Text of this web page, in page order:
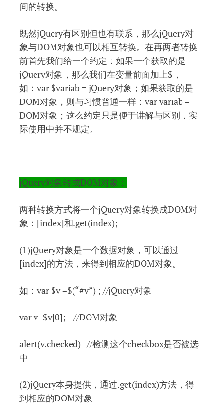
间的转换。
既然jQuery有区别但也有联系，那么jQuery对
象与DOM对象也可以相互转换。在再两者转换
前首先我们给一个约定：如果一个获取的是
jQuery对象，那么我们在变量前面加上$，
如：var $variab = jQuery对象；如果获取的是
DOM对象，则与习惯普通一样：var variab =
DOM对象；这么约定只是便于讲解与区别，实
际使用中并不规定。
jQuery对象转成DOM对象：
两种转换方式将一个jQuery对象转换成DOM对
象：[index]和.get(index);
(1)jQuery对象是一个数据对象，可以通过
[index]的方法，来得到相应的DOM对象。
如：var $v =$(“#v”) ; //jQuery对象
var v=$v[0]; //DOM对象
alert(v.checked) //检测这个checkbox是否被选
中
(2)jQuery本身提供，通过.get(index)方法，得
到相应的DOM对象